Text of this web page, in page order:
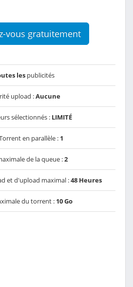
vous gratuitement
les publicités
upload :Aucune
sélectionnés : LIMITÉ
en parallèle : 1
de la queue :2
et d'upload maximal :48 Heures
du torrent : 10 Go